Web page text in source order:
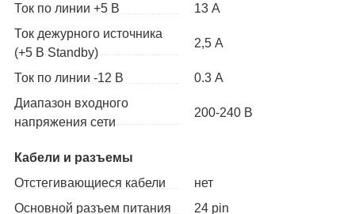
Ток по линии +5 В
13 А
Ток дежурного источника
(+5 В Standby)
2,5 А
Ток по линии -12 В
0.3 А
Диапазон входного
напряжения сети
200-240 В
Кабели и разъемы
Отстегивающиеся кабели
нет
Основной разъем питания
24 pin